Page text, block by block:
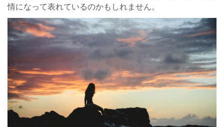
情になって表れているのかもしれません。